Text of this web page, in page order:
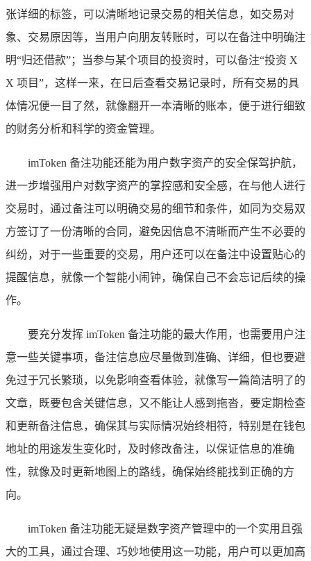
张详细的标签，可以清晰地记录交易的相关信息，如交易对
象、交易原因等，当用户向朋友转账时，可以在备注中明确注
明“归还借款”；当参与某个项目的投资时，可以备注“投资 X
X 项目”，这样一来，在日后查看交易记录时，所有交易的具
体情况便一目了然，就像翻开一本清晰的账本，便于进行细致
的财务分析和科学的资金管理。
imToken 备注功能还能为用户数字资产的安全保驾护航，
进一步增强用户对数字资产的掌控感和安全感，在与他人进行
交易时，通过备注可以明确交易的细节和条件，如同为交易双
方签订了一份清晰的合同，避免因信息不清晰而产生不必要的
纠纷，对于一些重要的交易，用户还可以在备注中设置贴心的
提醒信息，就像一个智能小闹钟，确保自己不会忘记后续的操
作。
要充分发挥 imToken 备注功能的最大作用，也需要用户注
意一些关键事项，备注信息应尽量做到准确、详细，但也要避
免过于冗长繁琐，以免影响查看体验，就像写一篇简洁明了的
文章，既要包含关键信息，又不能让人感到拖沓，要定期检查
和更新备注信息，确保其与实际情况始终相符，特别是在钱包
地址的用途发生变化时，及时修改备注，以保证信息的准确
性，就像及时更新地图上的路线，确保始终能找到正确的方
向。
imToken 备注功能无疑是数字资产管理中的一个实用且强
大的工具，通过合理、巧妙地使用这一功能，用户可以更加高